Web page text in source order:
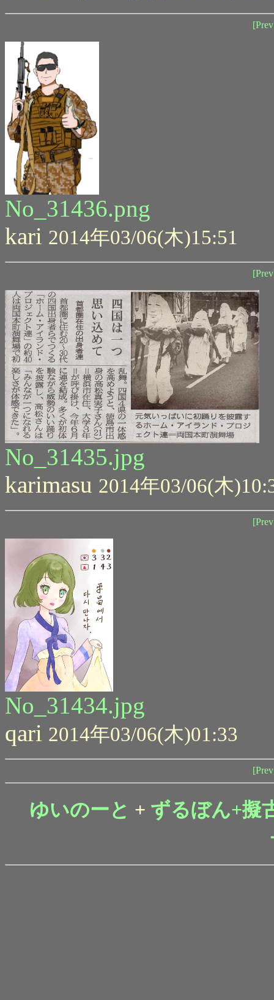
No_31436.png
kari 2014年03/06(木)15:51
No_31435.jpg
karimasu 2014年03/06(木
No_31434.jpg
qari 2014年03/06(木)01:33
ゆいのーと + ずるぼん+擬